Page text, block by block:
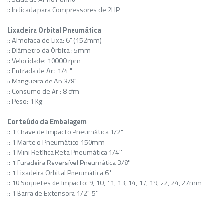
:: Indicada para Compressores de 2HP
Lixadeira Orbital Pneumática
:: Almofada de Lixa: 6" (152mm)
:: Diâmetro da Órbita : 5mm
:: Velocidade: 10000 rpm
:: Entrada de Ar : 1/4 "
:: Mangueira de Ar: 3/8"
:: Consumo de Ar : 8 cfm
:: Peso: 1 Kg
Conteúdo da Embalagem
:: 1 Chave de Impacto Pneumática 1/2"
:: 1 Martelo Pneumático 150mm
:: 1 Mini Retífica Reta Pneumática 1/4''
:: 1 Furadeira Reversível Pneumática 3/8''
:: 1 Lixadeira Orbital Pneumática 6''
:: 10 Soquetes de Impacto: 9, 10, 11, 13, 14, 17, 19, 22, 24, 27mm
:: 1 Barra de Extensora 1/2"-5''